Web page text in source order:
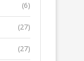
(6)
(27)
(27)